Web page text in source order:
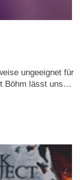
ungeeignet für
Böhm lässt uns…